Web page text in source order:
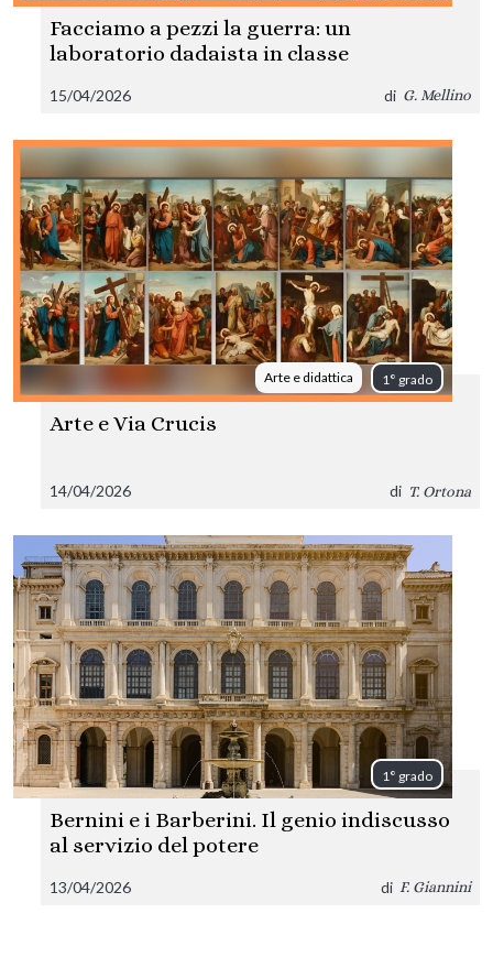
Facciamo a pezzi la guerra: un
laboratorio dadaista in classe
15/04/2026 di G. Mellino
Arte e didattica 1° grado
Arte e Via Crucis
14/04/2026 di T. Ortona
1° grado
Bernini e i Barberini. Il genio indiscusso
al servizio del potere
13/04/2026 di F. Giannini